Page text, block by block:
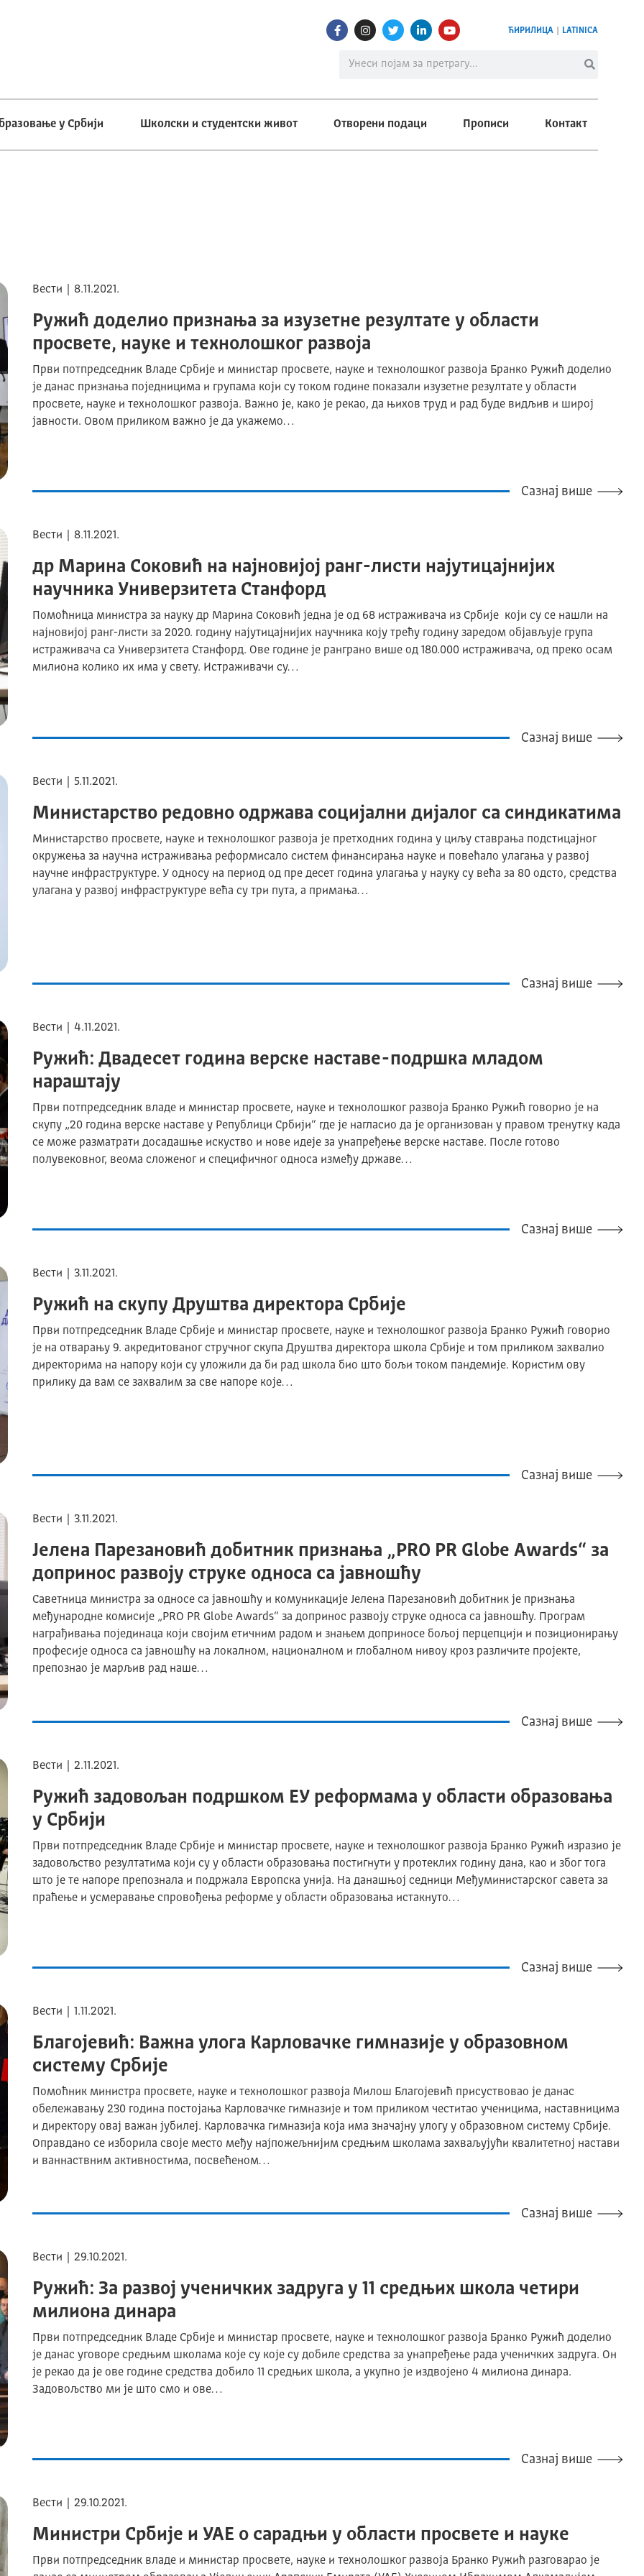
ЋИРИЛИЦА LATINICA
у Србији Школски и студентски живот Отворени подаци Прописи Контакт
Вести | 8.11.2021.
Ружић доделио признања за изузетне резултате у области
просвете, науке и технолошког развоја
Први потпредседник Владе Србије и министар просвете, науке и технолошког развоја Бранко Ружић доделио
је данас признања поједницима и групама који су током године показали изузетне резултате у области
просвете, науке и технолошког развоја. Важно је, како је рекао, да њихов труд и рад буде видљив и широј
јавности. Овом приликом важно је да укажемо…
Сазнај више
Вести | 8.11.2021.
др Марина Соковић на најновијој ранг-листи најутицајнијих
научника Универзитета Станфорд
Помоћница министра за науку др Марина Соковић једна је од 68 истраживача из Србије који су се нашли на
најновијој ранг-листи за 2020. годину најутицајнијих научника коју трећу годину заредом објављује група
истраживача са Универзитета Станфорд. Ове године је ранграно више од 180.000 истраживача, од преко осам
милиона колико их има у свету. Истраживачи су…
Сазнај више
Вести | 5.11.2021.
Министарство редовно одржава социјални дијалог са синдикатима
Министарство просвете, науке и технолошког развоја је претходних година у циљу ставрања подстицајног
окружења за научна истраживања реформисало систем финансирања науке и повећало улагања у развој
научне инфраструктуре. У односу на период од пре десет година улагања у науку су већа за 80 одсто, средства
улагана у развој инфраструктуре већа су три пута, а примања…
Сазнај више
Вести | 4.11.2021.
Ружић: Двадесет година верске наставе-подршка младом
нараштају
Први потпредседник владе и министар просвете, науке и технолошког развоја Бранко Ружић говорио је на
скупу „20 година верске наставе у Републици Србији“ где је нагласио да је организован у правом тренутку када
се може разматрати досадашње искуство и нове идеје за унапређење верске наставе. После готово
полувековног, веома сложеног и специфичног односа између државе…
Сазнај више
Вести | 3.11.2021.
Ружић на скупу Друштва директора Србије
Први потпредседник Владе Србије и министар просвете, науке и технолошког развоја Бранко Ружић говорио
је на отварању 9. акредитованог стручног скупа Друштва директора школа Србије и том приликом захвалио
директорима на напору који су уложили да би рад школа био што бољи током пандемије. Користим ову
прилику да вам се захвалим за све напоре које…
Сазнај више
Вести | 3.11.2021.
Јелена Парезановић добитник признања „PRO PR Globe Awards“ за
допринос развоју струке односа са јавношћу
Саветница министра за односе са јавношћу и комуникације Јелена Парезановић добитник је признања
међународне комисије „PRO PR Globe Awards“ за допринос развоју струке односа са јавношћу. Програм
награђивања појединаца који својим етичним радом и знањем доприносе бољој перцепцији и позиционирању
професије односа са јавношћу на локалном, националном и глобалном нивоу кроз различите пројекте,
препознао је марљив рад наше…
Сазнај више
Вести | 2.11.2021.
Ружић задовољан подршком ЕУ реформама у области образовања
у Србији
Први потпредседник Владе Србије и министар просвете, науке и технолошког развоја Бранко Ружић изразио је
задовољство резултатима који су у области образовања постигнути у протеклих годину дана, као и због тога
што је те напоре препознала и подржала Европска унија. На данашњој седници Међуминистарског савета за
праћење и усмеравање спровођења реформе у области образовања истакнуто…
Сазнај више
Вести | 1.11.2021.
Благојевић: Важна улога Карловачке гимназије у образовном
систему Србије
Помоћник министра просвете, науке и технолошког развоја Милош Благојевић присуствовао је данас
обележавању 230 година постојања Карловачке гимназије и том приликом честитао ученицима, наставницима
и директору овај важан јубилеј. Карловачка гимназија која има значајну улогу у образовном систему Србије.
Оправдано се изборила своје место међу најпожељнијим средњим школама захваљујући квалитетној настави
и ваннаствним активностима, посвећеном…
Сазнај више
Вести | 29.10.2021.
Ружић: За развој ученичких задруга у 11 средњих школа четири
милиона динара
Први потпредседник Владе Србије и министар просвете, науке и технолошког развоја Бранко Ружић доделио
је данас уговоре средњим школама које су које су добиле средства за унапређење рада ученичких задруга. Он
је рекао да је ове године средства добило 11 средњих школа, а укупно је издвојено 4 милиона динара.
Задовољство ми је што смо и ове…
Сазнај више
Вести | 29.10.2021.
Министри Србије и УАЕ о сарадњи у области просвете и науке
Први потпредседник владе и министар просвете, науке и технолошког развоја Бранко Ружић разговарао је